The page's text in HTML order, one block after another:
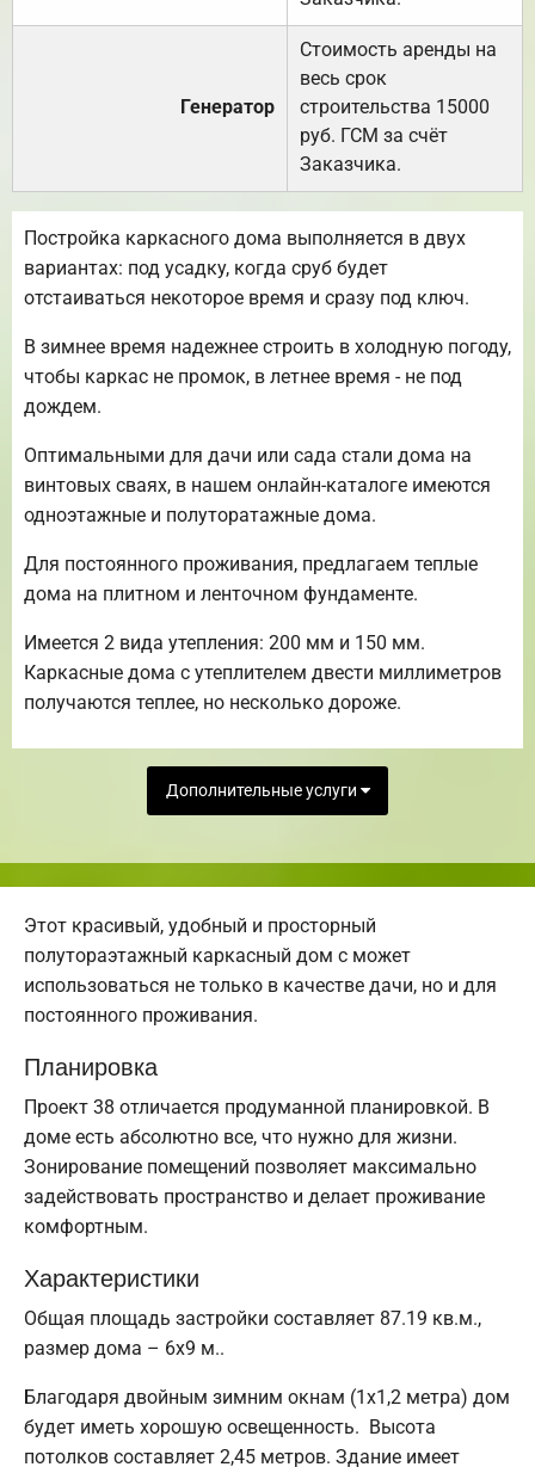
Генератор
Стоимость аренды на
весь срок
строительства 15000
руб. ГСМ за счёт
Заказчика.
Постройка каркасного дома выполняется в двух
вариантах: под усадку, когда сруб будет
отстаиваться некоторое время и сразу под ключ.
В зимнее время надежнее строить в холодную погоду,
чтобы каркас не промок, в летнее время - не под
дождем.
Оптимальными для дачи или сада стали дома на
винтовых сваях, в нашем онлайн-каталоге имеются
одноэтажные и полуторатажные дома.
Для постоянного проживания, предлагаем теплые
дома на плитном и ленточном фундаменте.
Имеется 2 вида утепления: 200 мм и 150 мм.
Каркасные дома с утеплителем двести миллиметров
получаются теплее, но несколько дороже.
Дополнительные услуги
Этот красивый, удобный и просторный
полутораэтажный каркасный дом с может
использоваться не только в качестве дачи, но и для
постоянного проживания.
Планировка
Проект 38 отличается продуманной планировкой. В
доме есть абсолютно все, что нужно для жизни.
Зонирование помещений позволяет максимально
задействовать пространство и делает проживание
комфортным.
Характеристики
Общая площадь застройки составляет 87.19 кв.м.,
размер дома – 6х9 м..
Благодаря двойным зимним окнам (1x1,2 метра) дом
будет иметь хорошую освещенность. Высота
потолков составляет 2,45 метров. Здание имеет